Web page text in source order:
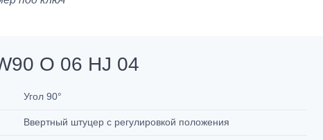
O 06 HJ 04
Угол 90°
Ввертный штуцер с регулировкой положения